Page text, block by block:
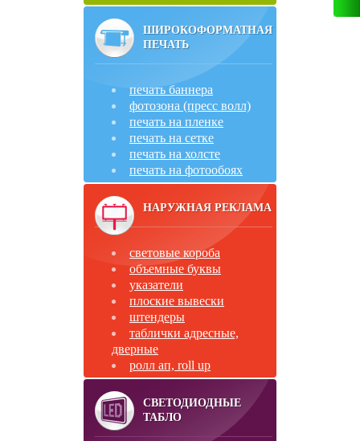
ШИРОКОФОРМАТНАЯ
ПЕЧАТЬ
печать баннера
фотозона (пресс волл)
печать на пленке
печать на сетке
печать на холсте
печать на фотообоях
НАРУЖНАЯ РЕКЛАМА
световые короба
объемные буквы
указатели
плоские вывески
штендеры
таблички адресные,
дверные
ролл ап, roll up
СВЕТОДИОДНЫЕ
ТАБЛО